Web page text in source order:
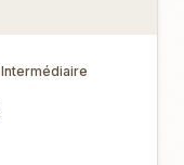
Intermédiaire